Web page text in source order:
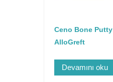
Ceno Bone Putty
AlloGreft
Devamını oku